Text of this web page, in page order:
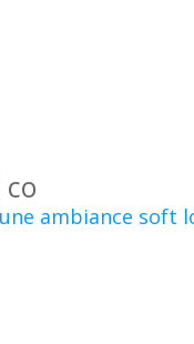
ambiance soft